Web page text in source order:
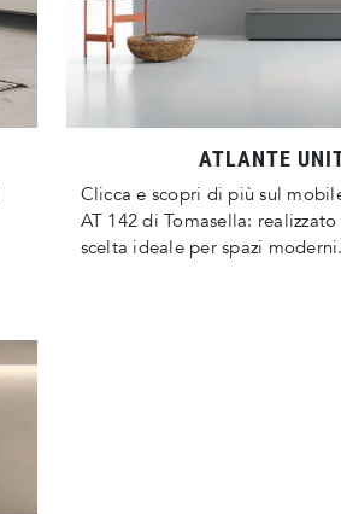
ATLANTE
Clicca e scopri di più sul
AT 142 di Tomasella:
scelta ideale per spazi moderni.